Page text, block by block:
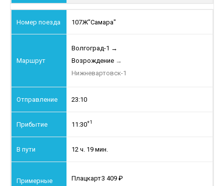
107Ж"Самара"
Волгоград-1 →
Возрождение →
Нижневартовск-1
23:10
11:30+1
12 ч. 19 мин.
Плацкарт3 409